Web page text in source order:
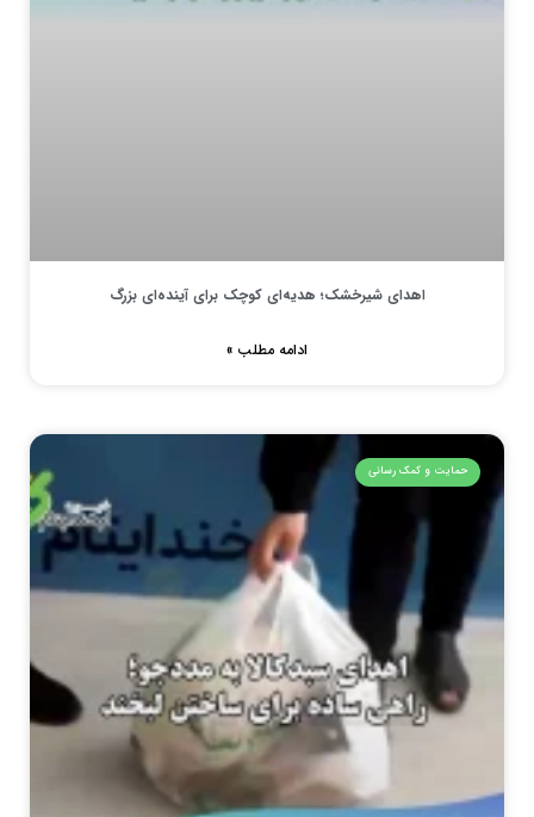
اهدای شیرخشک؛ هدیه‌ای کوچک برای آینده‌ای بزرگ
ادامه مطلب »
حمایت و کمک رسانی